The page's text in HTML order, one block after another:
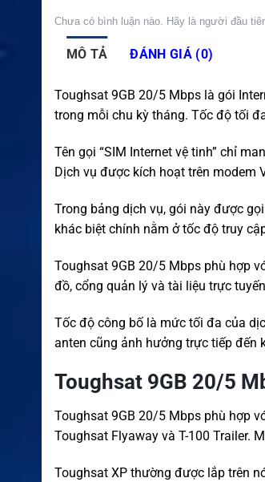
Chưa có bình luận nào. Hãy là người đầu
MÔ TẢ ĐÁNH GIÁ (0)
Toughsat 9GB 20/5 Mbps là gói
trong mỗi chu kỳ tháng. Tốc độ tối
Tên gọi “SIM Internet vệ tinh” chỉ
Dịch vụ được kích hoạt trên modem
Trong bảng dịch vụ, gói này được
khác biệt chính nằm ở tốc độ truy
Toughsat 9GB 20/5 Mbps phù hợp
đồ, cổng quản lý và tài liệu trực
Tốc độ công bố là mức tối đa của
anten cũng ảnh hưởng trực tiếp đến
Toughsat 9GB 20/5
Toughsat 9GB 20/5 Mbps phù hợp
Toughsat Flyaway và T-100 Trailer.
Toughsat XP thường được lắp trên